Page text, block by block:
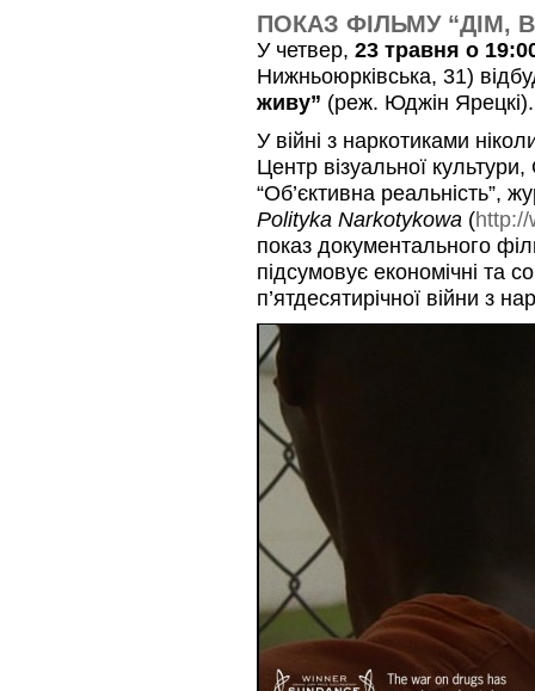
ПОКАЗ ФІЛЬМУ “ДІМ,
У четвер, 23 травня о
Нижньоюрківська, 31)
живу” (реж. Юджін Ярецкі).
У війні з наркотиками
Центр візуальної
“Об’єктивна реальність”,
Polityka Narkotykowa (http://
показ документального
підсумовує економічні та
п’ятдесятирічної війни з